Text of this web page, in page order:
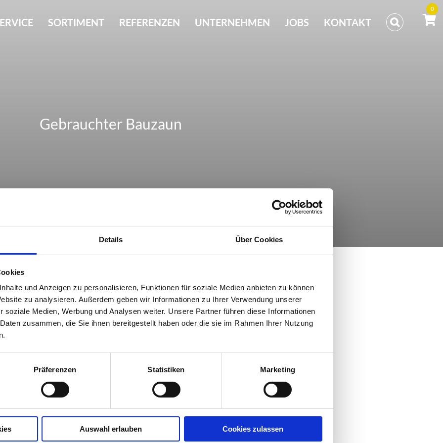
Details Über Cookies
und Anzeigen zu personalisieren, Funktionen für soziale Medien anbieten zu können
zu analysieren. Außerdem geben wir Informationen zu Ihrer Verwendung unserer
soziale Medien, Werbung und Analysen weiter. Unsere Partner führen diese Informationen
zusammen, die Sie ihnen bereitgestellt haben oder die sie im Rahmen Ihrer Nutzung
Präferenzen Statistiken Marketing
Auswahl erlauben Cookies zulassen
SORTIMENT REFERENZEN UNTERNEHMEN JOBS KONTAKT
Gebrauchter Bauzaun
0